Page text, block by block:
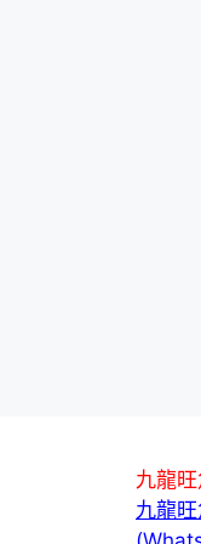
九龍
九龍